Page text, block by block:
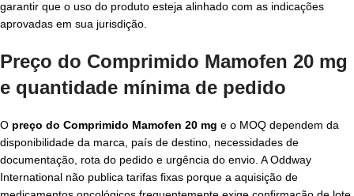
garantir que o uso do produto esteja alinhado com as indicações
aprovadas em sua jurisdição.
Preço do Comprimido Mamofen 20 mg
e quantidade mínima de pedido
O preço do Comprimido Mamofen 20 mg e o MOQ dependem da
disponibilidade da marca, país de destino, necessidades de
documentação, rota do pedido e urgência do envio. A Oddway
International não publica tarifas fixas porque a aquisição de